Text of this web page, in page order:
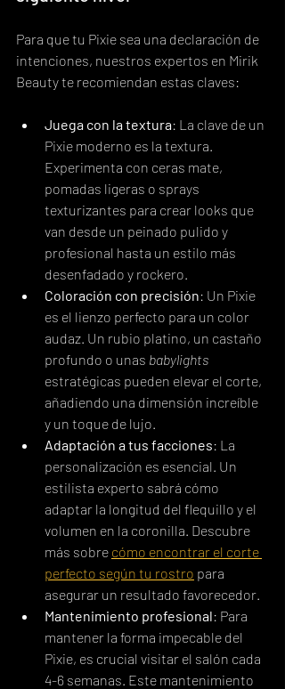
Para que tu Pixie sea una declaración de
intenciones, nuestros expertos en Mirik
Beauty te recomiendan estas claves:
Juega con la textura: La clave de un
Pixie moderno es la textura.
Experimenta con ceras mate,
pomadas ligeras o sprays
texturizantes para crear looks que
van desde un peinado pulido y
profesional hasta un estilo más
desenfadado y rockero.
Coloración con precisión: Un Pixie
es el lienzo perfecto para un color
audaz. Un rubio platino, un castaño
profundo o unas babylights
estratégicas pueden elevar el corte,
añadiendo una dimensión increíble
y un toque de lujo.
Adaptación a tus facciones: La
personalización es esencial. Un
estilista experto sabrá cómo
adaptar la longitud del flequillo y el
volumen en la coronilla. Descubre
más sobre cómo encontrar el corte
perfecto según tu rostro para
asegurar un resultado favorecedor.
Mantenimiento profesional: Para
mantener la forma impecable del
Pixie, es crucial visitar el salón cada
4-6 semanas. Este mantenimiento